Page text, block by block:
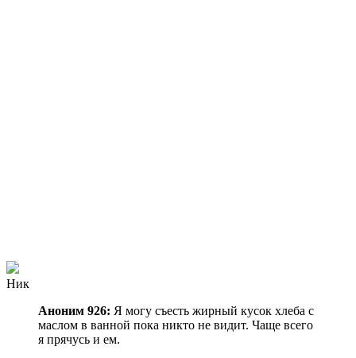
Ник
Аноним 926: Я могу съесть жирный кусок хлеба с
маслом в ванной пока никто не видит. Чаще всего
я прячусь и ем.